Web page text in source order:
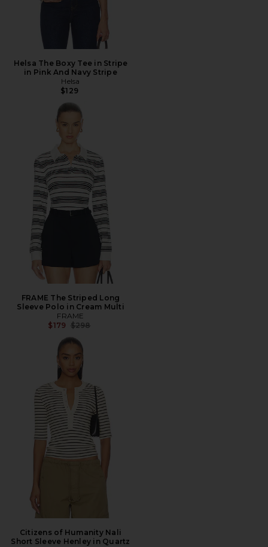
Helsa The Boxy Tee in Stripe
in Pink And Navy Stripe
Helsa
$129
FRAME The Striped Long
Sleeve Polo in Cream Multi
FRAME
$179 Precio anterior:
$298
Citizens of Humanity Nali
Short Sleeve Henley in Quartz